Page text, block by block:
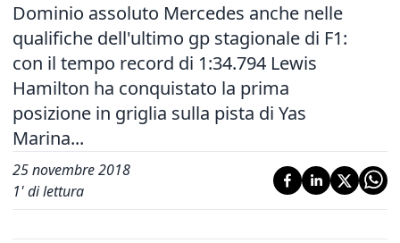
Dominio assoluto Mercedes anche nelle
qualifiche dell'ultimo gp stagionale di F1:
con il tempo record di 1:34.794 Lewis
Hamilton ha conquistato la prima
posizione in griglia sulla pista di Yas
Marina...
25 novembre 2018
1' di lettura